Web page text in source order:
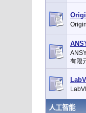
有限
人工智能